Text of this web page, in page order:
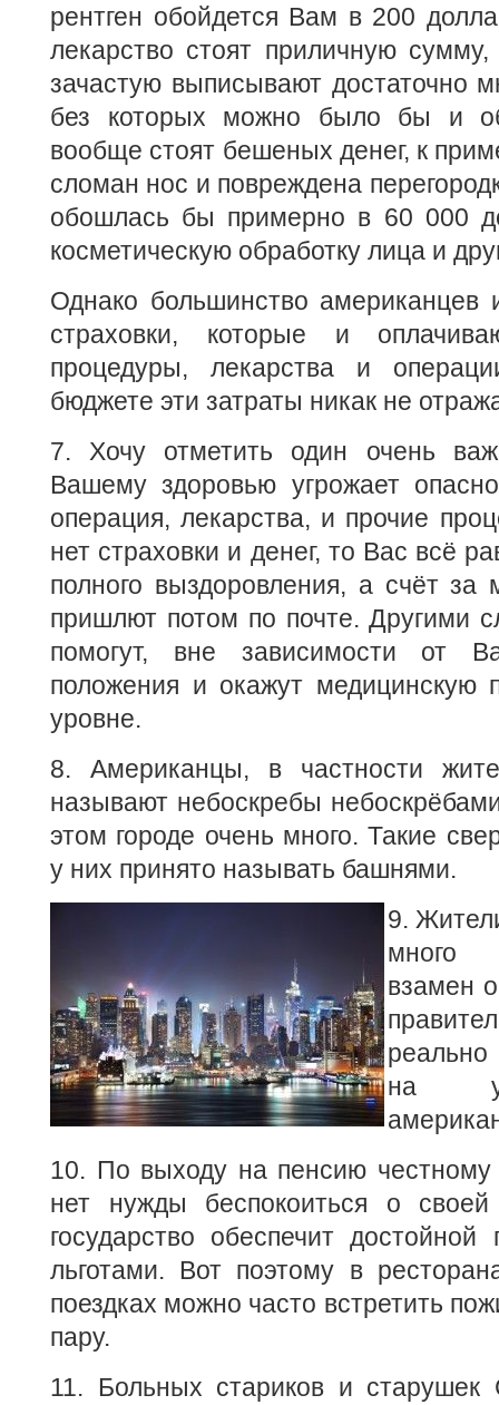
рентген обойдется Вам в 200
лекарство стоят приличную
зачастую выписывают достаточно
без которых можно было бы и
вообще стоят бешеных денег, к
сломан нос и повреждена
обошлась бы примерно в 60 000
косметическую обработку лица и
Однако большинство американцев
страховки, которые и
процедуры, лекарства и
бюджете эти затраты никак не
7. Хочу отметить один очень
Вашему здоровью угрожает
операция, лекарства, и прочие
нет страховки и денег, то Вас всё
полного выздоровления, а счёт за
пришлют потом по почте. Другими
помогут, вне зависимости от
положения и окажут
уровне.
8. Американцы, в частности
называют небоскребы
этом городе очень много. Такие
у них принято называть башнями.
9.
много
взамен
на
10. По выходу на пенсию честному
нет нужды беспокоиться о своей
государство обеспечит
льготами. Вот поэтому в
поездках можно часто встретить
пару.
11. Больных стариков и